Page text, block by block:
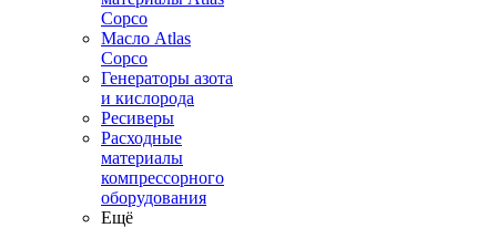
Copco
Масло Atlas
Copco
Генераторы азота
и кислорода
Ресиверы
Расходные
материалы
компрессорного
оборудования
Ещё